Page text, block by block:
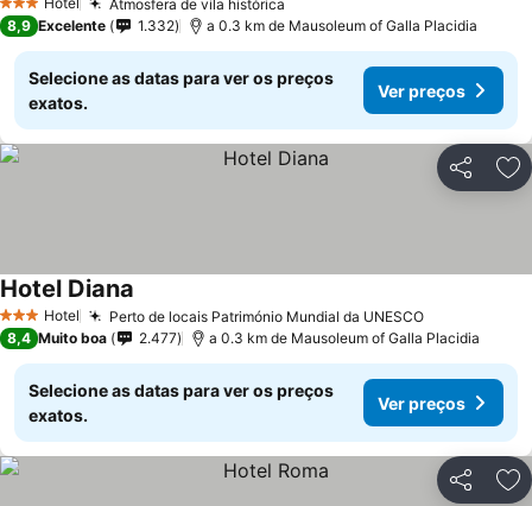
3 Estrelas Atmosfera de vila histórica
8,9 Excelente 1.332 a 0.3 km de Mausoleum of Galla Placidia
Selecione as datas para ver os preços
exatos.
Ver preços
Partilhar
3 EstrelasHotel Perto de locais Património Mundial da UNESCO
Hotel Diana
8,4 Muito boa 2.477 a 0.3 km de Mausoleum of Galla Placidia
Selecione as datas para ver os preços
exatos.
Ver preços
Partilhar